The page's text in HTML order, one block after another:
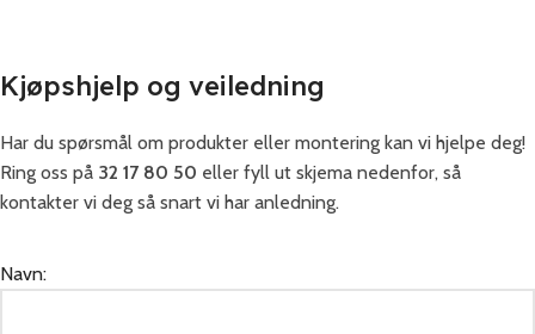
Kjøpshjelp og veiledning
Har du spørsmål om produkter eller montering kan vi hjelpe deg!
Ring oss på 32 17 80 50 eller fyll ut skjema nedenfor, så
kontakter vi deg så snart vi har anledning.
Navn: